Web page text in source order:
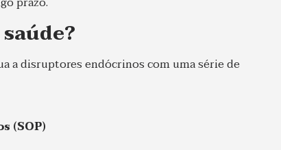
a disruptores endócrinos com uma série de
(SOP)